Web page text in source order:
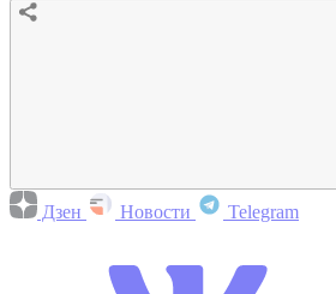
Дзен Новости Telegram